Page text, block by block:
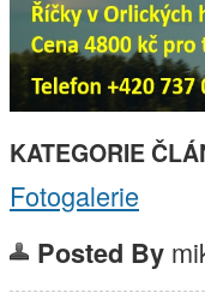
KATEGORIE
Fotogalerie
Posted By